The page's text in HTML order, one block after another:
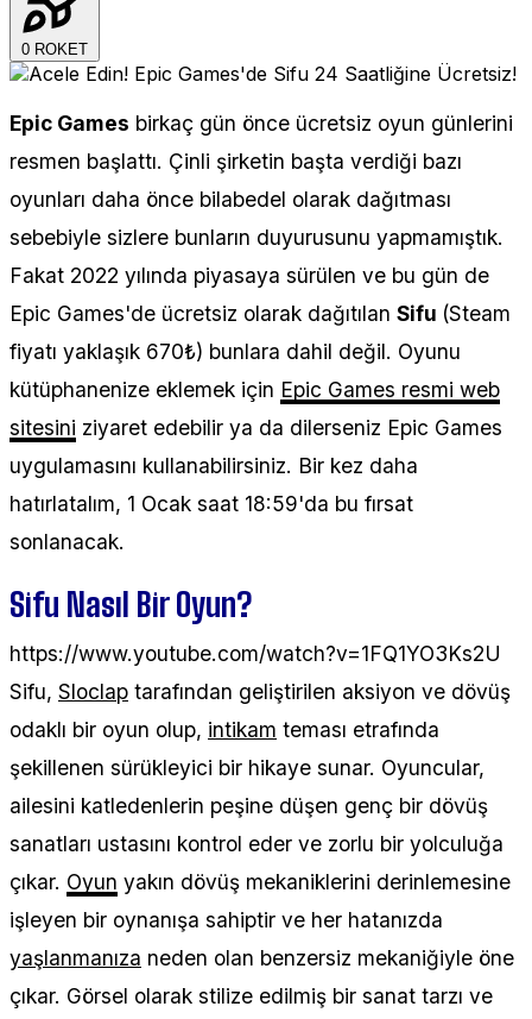
0 ROKET
Epic Games birkaç gün önce ücretsiz oyun günlerini
resmen başlattı. Çinli şirketin başta verdiği bazı
oyunları daha önce bilabedel olarak dağıtması
sebebiyle sizlere bunların duyurusunu yapmamıştık.
Fakat 2022 yılında piyasaya sürülen ve bu gün de
Epic Games'de ücretsiz olarak dağıtılan Sifu (Steam
fiyatı yaklaşık 670₺) bunlara dahil değil. Oyunu
kütüphanenize eklemek için Epic Games resmi web
sitesini ziyaret edebilir ya da dilerseniz Epic Games
uygulamasını kullanabilirsiniz. Bir kez daha
hatırlatalım, 1 Ocak saat 18:59'da bu fırsat
sonlanacak.
Sifu Nasıl Bir Oyun?
https://www.youtube.com/watch?v=1FQ1YO3Ks2U
Sifu, Sloclap tarafından geliştirilen aksiyon ve dövüş
odaklı bir oyun olup, intikam teması etrafında
şekillenen sürükleyici bir hikaye sunar. Oyuncular,
ailesini katledenlerin peşine düşen genç bir dövüş
sanatları ustasını kontrol eder ve zorlu bir yolculuğa
çıkar. Oyun yakın dövüş mekaniklerini derinlemesine
işleyen bir oynanışa sahiptir ve her hatanızda
yaşlanmanıza neden olan benzersiz mekaniğiyle öne
çıkar. Görsel olarak stilize edilmiş bir sanat tarzı ve